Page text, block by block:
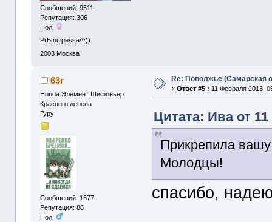
Сообщений: 9511
Репутация: 306
Пол:
PrЫncipessa♔))
2003 Москва
63r
Honda Элемент Шифоньер
Красного дерева
Гуру
Сообщений: 1677
Репутация: 88
Пол:
Re: Поволжье (Самарская
«Ответ #5 : 11 Февраля 2013,
Цитата: Ива от
Прикрепила
Молодцы!
спасибо,